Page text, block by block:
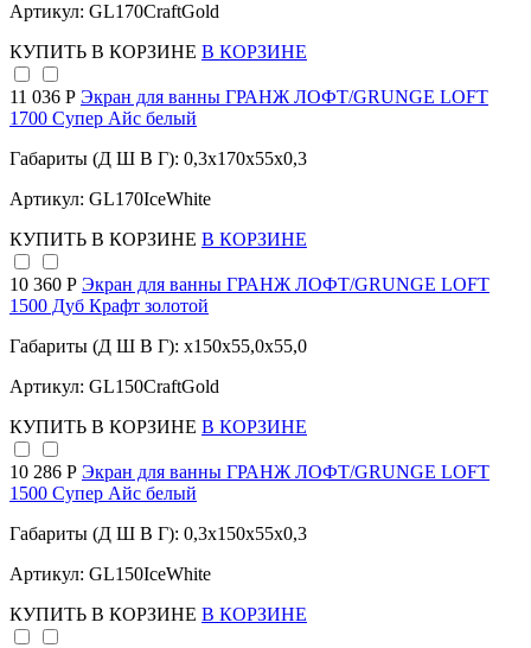
Артикул: GL170CraftGold
КУПИТЬ В КОРЗИНЕ В КОРЗИНЕ
11 036 Р Экран для ванны ГРАНЖ ЛОФТ/GRUNGE LOFT
1700 Супер Айс белый
Габариты (Д Ш В Г): 0,3x170x55x0,3
Артикул: GL170IceWhite
КУПИТЬ В КОРЗИНЕ В КОРЗИНЕ
10 360 Р Экран для ванны ГРАНЖ ЛОФТ/GRUNGE LOFT
1500 Дуб Крафт золотой
Габариты (Д Ш В Г): x150x55,0x55,0
Артикул: GL150CraftGold
КУПИТЬ В КОРЗИНЕ В КОРЗИНЕ
10 286 Р Экран для ванны ГРАНЖ ЛОФТ/GRUNGE LOFT
1500 Супер Айс белый
Габариты (Д Ш В Г): 0,3x150x55x0,3
Артикул: GL150IceWhite
КУПИТЬ В КОРЗИНЕ В КОРЗИНЕ